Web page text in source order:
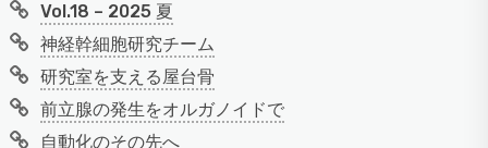
Vol.18 – 2025 夏
神経幹細胞研究チーム
研究室を支える屋台骨
前立腺の発生をオルガノイドで
自動化のその先へ